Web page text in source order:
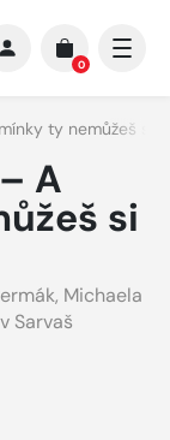
0
ty nemůžeš si
A
si
, Michaela
Sarvaš